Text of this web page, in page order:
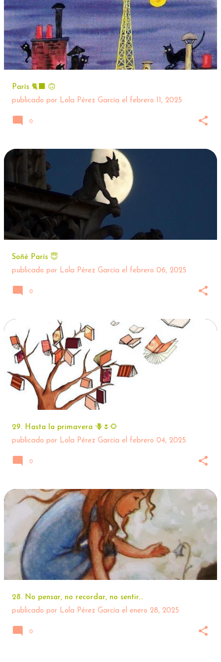
París 🐈‍⬛ 🙃
publicado por Lola Pérez García el febrero 11, 2025
0
Soñé París 😇
publicado por Lola Pérez García el febrero 06, 2025
0
29. Hasta la primavera 🪻🌷🌻
publicado por Lola Pérez García el febrero 04, 2025
0
28. No pensar, no recordar, no sentir...
publicado por Lola Pérez García el enero 28, 2025
0